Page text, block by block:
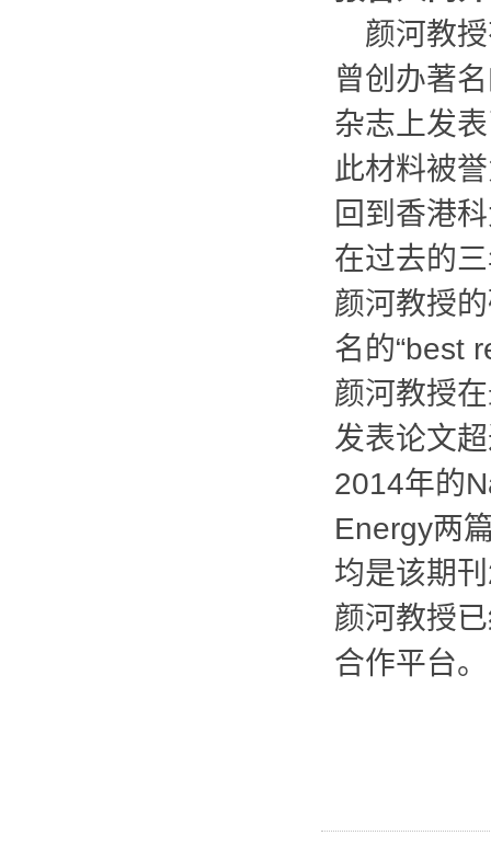
颜河教
曾创办著
杂志上发
此材料被
回到香港
在过去的
颜河教授
名的“best
颜河教授
发表论文
2014年的
Energy两
均是该期刊
颜河教授
合作平台。